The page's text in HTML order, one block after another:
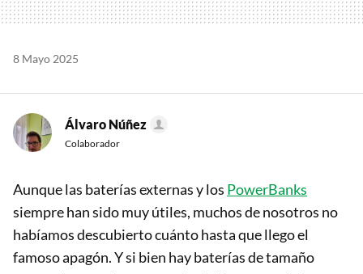
8 Mayo 2025
Álvaro Núñez
Colaborador
Aunque las baterías externas y los PowerBanks
siempre han sido muy útiles, muchos de nosotros no
habíamos descubierto cuánto hasta que llego el
famoso apagón. Y si bien hay baterías de tamaño